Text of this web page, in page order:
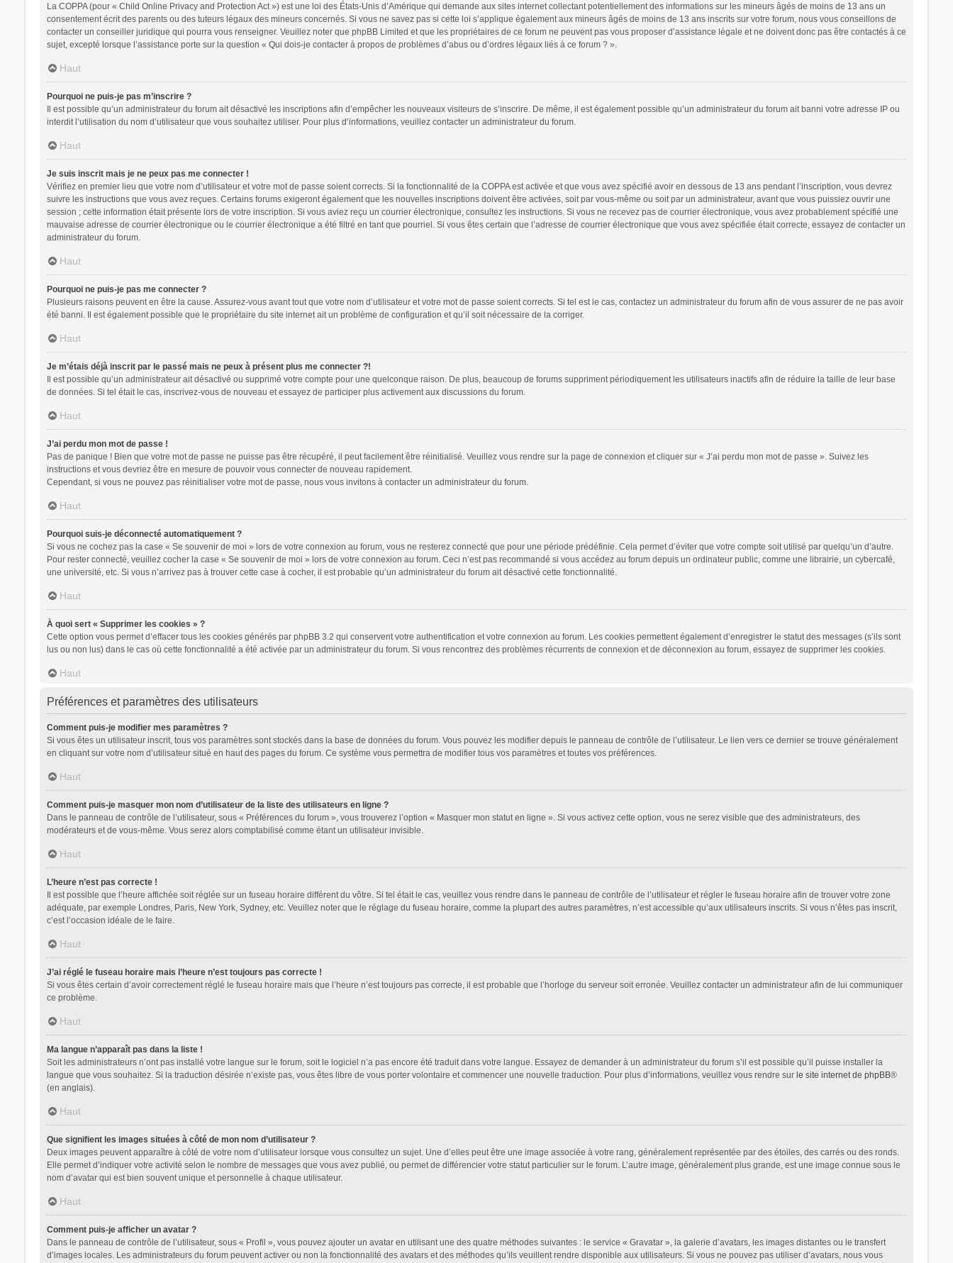
La COPPA (pour « Child Online Privacy and Protection Act ») est une loi des États-Unis d’Amérique qui demande aux sites internet collectant potentiellement des informations sur les mineurs âgés de moins de 13 ans un
consentement écrit des parents ou des tuteurs légaux des mineurs concernés. Si vous ne savez pas si cette loi s’applique également aux mineurs âgés de moins de 13 ans inscrits sur votre forum, nous vous conseillons de
contacter un conseiller juridique qui pourra vous renseigner. Veuillez noter que phpBB Limited et que les propriétaires de ce forum ne peuvent pas vous proposer d’assistance légale et ne doivent donc pas être contactés à ce
sujet, excepté lorsque l’assistance porte sur la question « Qui dois-je contacter à propos de problèmes d’abus ou d’ordres légaux liés à ce forum ? ».
Haut
Pourquoi ne puis-je pas m’inscrire ?
Il est possible qu’un administrateur du forum ait désactivé les inscriptions afin d’empêcher les nouveaux visiteurs de s’inscrire. De même, il est également possible qu’un administrateur du forum ait banni votre adresse IP ou
interdit l’utilisation du nom d’utilisateur que vous souhaitez utiliser. Pour plus d’informations, veuillez contacter un administrateur du forum.
Haut
Je suis inscrit mais je ne peux pas me connecter !
Vérifiez en premier lieu que votre nom d’utilisateur et votre mot de passe soient corrects. Si la fonctionnalité de la COPPA est activée et que vous avez spécifié avoir en dessous de 13 ans pendant l’inscription, vous devrez
suivre les instructions que vous avez reçues. Certains forums exigeront également que les nouvelles inscriptions doivent être activées, soit par vous-même ou soit par un administrateur, avant que vous puissiez ouvrir une
session ; cette information était présente lors de votre inscription. Si vous aviez reçu un courrier électronique, consultez les instructions. Si vous ne recevez pas de courrier électronique, vous avez probablement spécifié une
mauvaise adresse de courrier électronique ou le courrier électronique a été filtré en tant que pourriel. Si vous êtes certain que l’adresse de courrier électronique que vous avez spécifiée était correcte, essayez de contacter un
administrateur du forum.
Haut
Pourquoi ne puis-je pas me connecter ?
Plusieurs raisons peuvent en être la cause. Assurez-vous avant tout que votre nom d’utilisateur et votre mot de passe soient corrects. Si tel est le cas, contactez un administrateur du forum afin de vous assurer de ne pas avoir
été banni. Il est également possible que le propriétaire du site internet ait un problème de configuration et qu’il soit nécessaire de la corriger.
Haut
Je m’étais déjà inscrit par le passé mais ne peux à présent plus me connecter ?!
Il est possible qu’un administrateur ait désactivé ou supprimé votre compte pour une quelconque raison. De plus, beaucoup de forums suppriment périodiquement les utilisateurs inactifs afin de réduire la taille de leur base
de données. Si tel était le cas, inscrivez-vous de nouveau et essayez de participer plus activement aux discussions du forum.
Haut
J’ai perdu mon mot de passe !
Pas de panique ! Bien que votre mot de passe ne puisse pas être récupéré, il peut facilement être réinitialisé. Veuillez vous rendre sur la page de connexion et cliquer sur « J’ai perdu mon mot de passe ». Suivez les
instructions et vous devriez être en mesure de pouvoir vous connecter de nouveau rapidement.
Cependant, si vous ne pouvez pas réinitialiser votre mot de passe, nous vous invitons à contacter un administrateur du forum.
Haut
Pourquoi suis-je déconnecté automatiquement ?
Si vous ne cochez pas la case « Se souvenir de moi » lors de votre connexion au forum, vous ne resterez connecté que pour une période prédéfinie. Cela permet d’éviter que votre compte soit utilisé par quelqu’un d’autre.
Pour rester connecté, veuillez cocher la case « Se souvenir de moi » lors de votre connexion au forum. Ceci n’est pas recommandé si vous accédez au forum depuis un ordinateur public, comme une librairie, un cybercafé,
une université, etc. Si vous n’arrivez pas à trouver cette case à cocher, il est probable qu’un administrateur du forum ait désactivé cette fonctionnalité.
Haut
À quoi sert « Supprimer les cookies » ?
Cette option vous permet d’effacer tous les cookies générés par phpBB 3.2 qui conservent votre authentification et votre connexion au forum. Les cookies permettent également d’enregistrer le statut des messages (s’ils sont
lus ou non lus) dans le cas où cette fonctionnalité a été activée par un administrateur du forum. Si vous rencontrez des problèmes récurrents de connexion et de déconnexion au forum, essayez de supprimer les cookies.
Haut
Préférences et paramètres des utilisateurs
Comment puis-je modifier mes paramètres ?
Si vous êtes un utilisateur inscrit, tous vos paramètres sont stockés dans la base de données du forum. Vous pouvez les modifier depuis le panneau de contrôle de l’utilisateur. Le lien vers ce dernier se trouve généralement
en cliquant sur votre nom d’utilisateur situé en haut des pages du forum. Ce système vous permettra de modifier tous vos paramètres et toutes vos préférences.
Haut
Comment puis-je masquer mon nom d’utilisateur de la liste des utilisateurs en ligne ?
Dans le panneau de contrôle de l’utilisateur, sous « Préférences du forum », vous trouverez l’option « Masquer mon statut en ligne ». Si vous activez cette option, vous ne serez visible que des administrateurs, des
modérateurs et de vous-même. Vous serez alors comptabilisé comme étant un utilisateur invisible.
Haut
L’heure n’est pas correcte !
Il est possible que l’heure affichée soit réglée sur un fuseau horaire différent du vôtre. Si tel était le cas, veuillez vous rendre dans le panneau de contrôle de l’utilisateur et régler le fuseau horaire afin de trouver votre zone
adéquate, par exemple Londres, Paris, New York, Sydney, etc. Veuillez noter que le réglage du fuseau horaire, comme la plupart des autres paramètres, n’est accessible qu’aux utilisateurs inscrits. Si vous n’êtes pas inscrit,
c’est l’occasion idéale de le faire.
Haut
J’ai réglé le fuseau horaire mais l’heure n’est toujours pas correcte !
Si vous êtes certain d’avoir correctement réglé le fuseau horaire mais que l’heure n’est toujours pas correcte, il est probable que l’horloge du serveur soit erronée. Veuillez contacter un administrateur afin de lui communiquer
ce problème.
Haut
Ma langue n’apparaît pas dans la liste !
Soit les administrateurs n’ont pas installé votre langue sur le forum, soit le logiciel n’a pas encore été traduit dans votre langue. Essayez de demander à un administrateur du forum s’il est possible qu’il puisse installer la
langue que vous souhaitez. Si la traduction désirée n’existe pas, vous êtes libre de vous porter volontaire et commencer une nouvelle traduction. Pour plus d’informations, veuillez vous rendre sur le site internet de phpBB®
(en anglais).
Haut
Que signifient les images situées à côté de mon nom d’utilisateur ?
Deux images peuvent apparaître à côté de votre nom d’utilisateur lorsque vous consultez un sujet. Une d’elles peut être une image associée à votre rang, généralement représentée par des étoiles, des carrés ou des ronds.
Elle permet d’indiquer votre activité selon le nombre de messages que vous avez publié, ou permet de différencier votre statut particulier sur le forum. L’autre image, généralement plus grande, est une image connue sous le
nom d’avatar qui est bien souvent unique et personnelle à chaque utilisateur.
Haut
Comment puis-je afficher un avatar ?
Dans le panneau de contrôle de l’utilisateur, sous « Profil », vous pouvez ajouter un avatar en utilisant une des quatre méthodes suivantes : le service « Gravatar », la galerie d’avatars, les images distantes ou le transfert
d’images locales. Les administrateurs du forum peuvent activer ou non la fonctionnalité des avatars et des méthodes qu’ils veuillent rendre disponible aux utilisateurs. Si vous ne pouvez pas utiliser d’avatars, nous vous